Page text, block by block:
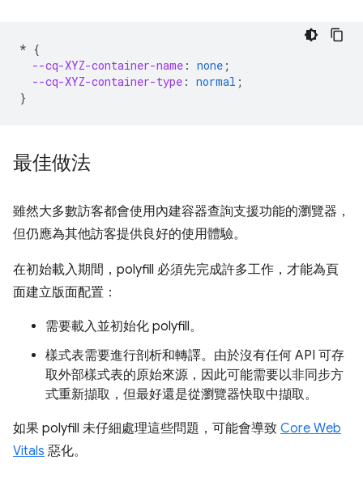
* {
--cq-XYZ-container-name : none ;
--cq-XYZ-container-type : normal ;
}
最佳做法
雖然大多數訪客都會使用內建容器查詢支援功能的瀏覽器，
但仍應為其他訪客提供良好的使用體驗。
在初始載入期間，polyfill 必須先完成許多工作，才能為頁
面建立版面配置：
需要載入並初始化 polyfill。
樣式表需要進行剖析和轉譯。由於沒有任何 API 可存
取外部樣式表的原始來源，因此可能需要以非同步方
式重新擷取，但最好還是從瀏覽器快取中擷取。
如果 polyfill 未仔細處理這些問題，可能會導致 Core Web
Vitals 惡化。